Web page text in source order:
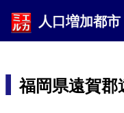
人口増加都市
福岡県遠賀郡